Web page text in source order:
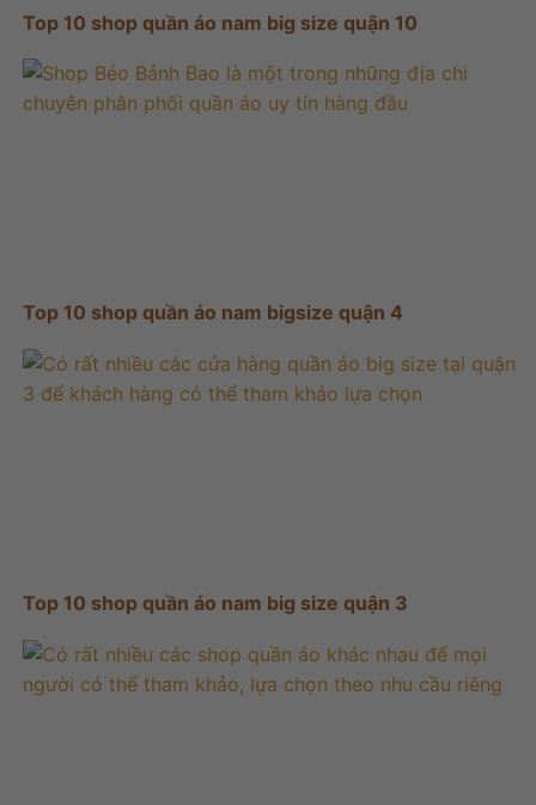
Top 10 shop quần áo nam big size quận 10
Top 10 shop quần áo nam bigsize quận 4
Top 10 shop quần áo nam big size quận 3